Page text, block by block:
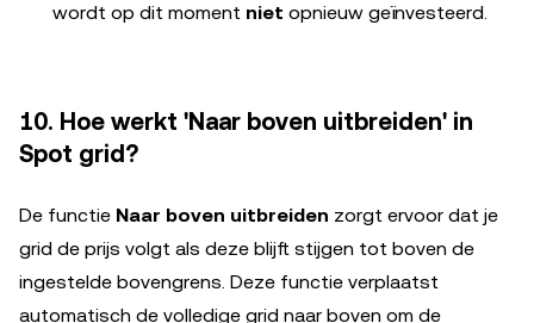
wordt op dit moment niet opnieuw geïnvesteerd.
10. Hoe werkt 'Naar boven uitbreiden' in
Spot grid?
De functie Naar boven uitbreiden zorgt ervoor dat je
grid de prijs volgt als deze blijft stijgen tot boven de
ingestelde bovengrens. Deze functie verplaatst
automatisch de volledige grid naar boven om de